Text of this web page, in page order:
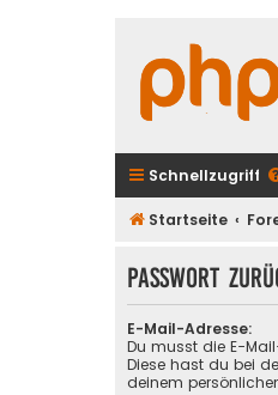
Schnellzugriff
Startseite
Passwort
E-Mail-Adresse:
Du musst die E-
Diese hast du bei
deinem